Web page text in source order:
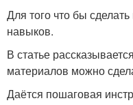
Для того что бы
навыков.
В статье
материалов можно
Даётся пошаговая